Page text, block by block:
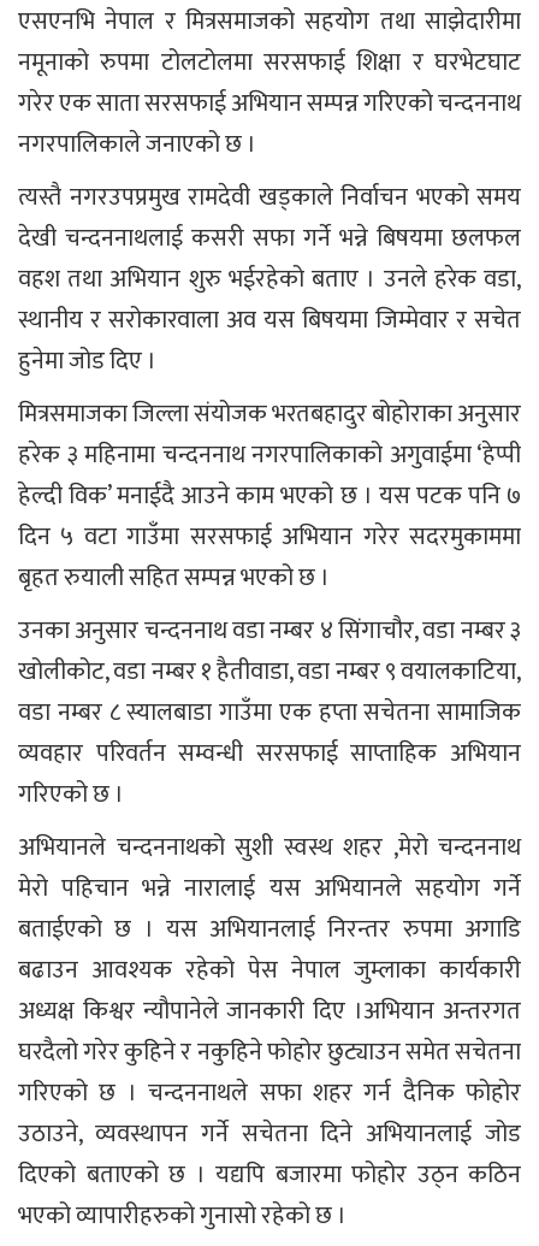
एसएनभि नेपाल र मित्रसमाजको सहयोग तथा साझेदारीमा
नमूनाको रुपमा टोलटोलमा सरसफाई शिक्षा र घरभेटघाट
गरेर एक साता सरसफाई अभियान सम्पन्न गरिएको चन्दननाथ
नगरपालिकाले जनाएको छ ।
त्यस्तै नगरउपप्रमुख रामदेवी खड्काले निर्वाचन भएको समय
देखी चन्दननाथलाई कसरी सफा गर्ने भन्ने बिषयमा छलफल
वहश तथा अभियान शुरु भईरहेको बताए । उनले हरेक वडा,
स्थानीय र सरोकारवाला अव यस बिषयमा जिम्मेवार र सचेत
हुनेमा जोड दिए ।
मित्रसमाजका जिल्ला संयोजक भरतबहादुर बोहोराका अनुसार
हरेक ३ महिनामा चन्दननाथ नगरपालिकाको अगुवाईमा ‘हेप्पी
हेल्दी विक’ मनाईदै आउने काम भएको छ । यस पटक पनि ७
दिन ५ वटा गाउँमा सरसफाई अभियान गरेर सदरमुकाममा
बृहत रुयाली सहित सम्पन्न भएको छ ।
उनका अनुसार चन्दननाथ वडा नम्बर ४ सिंगाचौर, वडा नम्बर ३
खोलीकोट, वडा नम्बर १ हैतीवाडा, वडा नम्बर ९ वयालकाटिया,
वडा नम्बर ८ स्यालबाडा गाउँमा एक हप्ता सचेतना सामाजिक
व्यवहार परिवर्तन सम्वन्धी सरसफाई साप्ताहिक अभियान
गरिएको छ ।
अभियानले चन्दननाथको सुशी स्वस्थ शहर ,मेरो चन्दननाथ
मेरो पहिचान भन्ने नारालाई यस अभियानले सहयोग गर्ने
बताईएको छ । यस अभियानलाई निरन्तर रुपमा अगाडि
बढाउन आवश्यक रहेको पेस नेपाल जुम्लाका कार्यकारी
अध्यक्ष किश्वर न्यौपानेले जानकारी दिए ।अभियान अन्तरगत
घरदैलो गरेर कुहिने र नकुहिने फोहोर छुट्याउन समेत सचेतना
गरिएको छ । चन्दननाथले सफा शहर गर्न दैनिक फोहोर
उठाउने, व्यवस्थापन गर्ने सचेतना दिने अभियानलाई जोड
दिएको बताएको छ । यद्यपि बजारमा फोहोर उठ्न कठिन
भएको व्यापारीहरुको गुनासो रहेको छ ।